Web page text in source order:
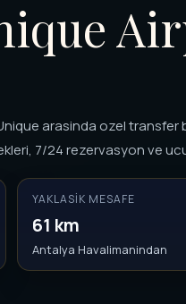
arasinda ozel transfer
7/24 rezervasyon ve
YAKLASIK MESAFE
61 km
Antalya Havalimanindan